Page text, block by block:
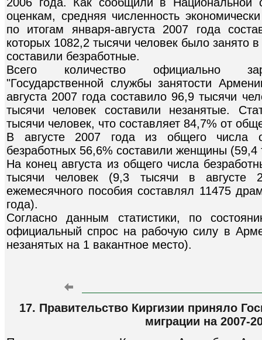
оценкам, средняя численность
по итогам января-августа 2007 года
которых 1082,2 тысячи человек было занято
составили безработные.
Всего количество официально
"Государственной службы занятости
августа 2007 года составило 96,9 тысячи
тысячи человек составили незанятые.
тысячи человек, что составляет 84,7% от
В августе 2007 года из общего числа
безработных 56,6% составили женщины (59,4
На конец августа из общего числа
тысячи человек (9,3 тысячи в августе
ежемесячного пособия составлял 11475
года).
Согласно данным статистики, по
официальный спрос на рабочую силу в
незанятых на 1 вакантное место).
17. Правительство Киргизии приняло
миграции на 2007-